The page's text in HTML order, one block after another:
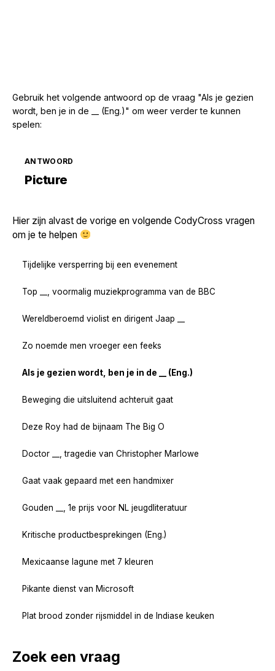
Gebruik het volgende antwoord op de vraag "Als je gezien
wordt, ben je in de __ (Eng.)" om weer verder te kunnen
spelen:
ANTWOORD
Picture
Hier zijn alvast de vorige en volgende CodyCross vragen
om je te helpen
Tijdelijke versperring bij een evenement
Top __, voormalig muziekprogramma van de BBC
Wereldberoemd violist en dirigent Jaap __
Zo noemde men vroeger een feeks
Als je gezien wordt, ben je in de __ (Eng.)
Beweging die uitsluitend achteruit gaat
Deze Roy had de bijnaam The Big O
Doctor __, tragedie van Christopher Marlowe
Gaat vaak gepaard met een handmixer
Gouden __, 1e prijs voor NL jeugdliteratuur
Kritische productbesprekingen (Eng.)
Mexicaanse lagune met 7 kleuren
Pikante dienst van Microsoft
Plat brood zonder rijsmiddel in de Indiase keuken
Zoek een vraag